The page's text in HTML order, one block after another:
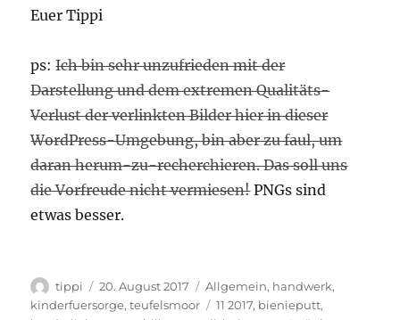
Euer Tippi
ps:Ich bin sehr unzufrieden mit der
Darstellung und dem extremen Qualitäts-
Verlust der verlinkten Bilder hier in dieser
WordPress-Umgebung, bin aber zu faul, um
daran herum-zu-recherchieren. Das soll uns
die Vorfreude nicht vermiesen!PNGs sind
etwas besser.
Autor
tippi
Veröffentlicht
am
20. August 2017 Kategorien
Allgemein, handwerk,
kinderfuersorge,teufelsmoor Schlagwörter
11 2017, bienieputt,